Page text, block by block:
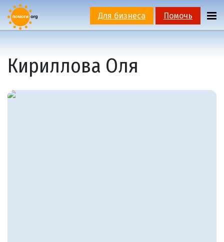
Для бизнеса Помочь
Кириллова Оля